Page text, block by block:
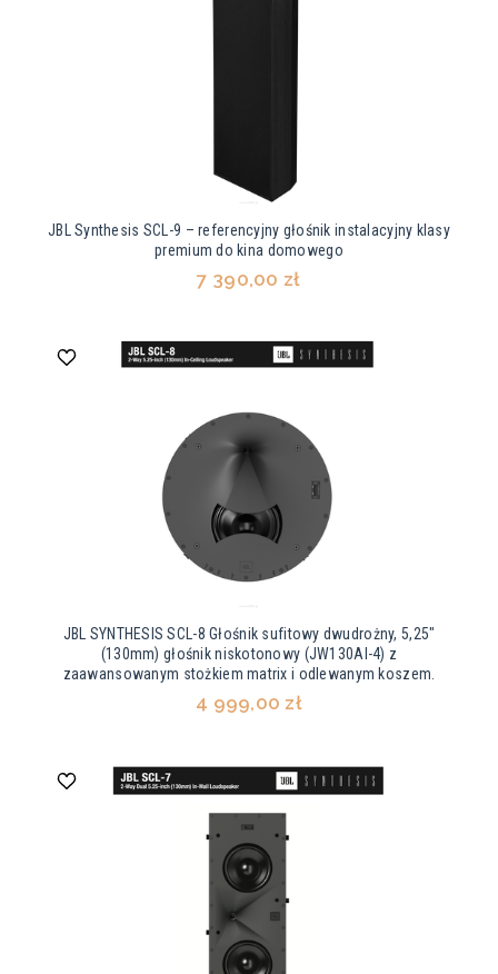
JBL Synthesis SCL-9 – referencyjny głośnik instalacyjny klasy
premium do kina domowego
7 390,00 zł
JBL SYNTHESIS SCL-8 Głośnik sufitowy dwudrożny, 5,25"
(130mm) głośnik niskotonowy (JW130Al-4) z
zaawansowanym stożkiem matrix i odlewanym koszem.
4 999,00 zł